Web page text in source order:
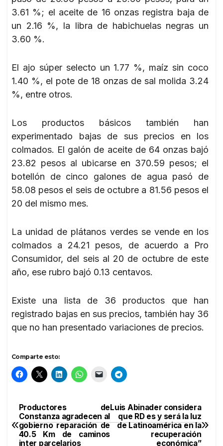
3.61 %; el aceite de 16 onzas registra baja de
un 2.16 %, la libra de habichuelas negras un
3.60 %.
El ajo súper selecto un 1.77 %, maíz sin coco
1.40 %, el pote de 18 onzas de sal molida 3.24
%, entre otros.
Los productos básicos también han
experimentado bajas de sus precios en los
colmados. El galón de aceite de 64 onzas bajó
23.82 pesos al ubicarse en 370.59 pesos; el
botellón de cinco galones de agua pasó de
58.08 pesos el seis de octubre a 81.56 pesos el
20 del mismo mes.
La unidad de plátanos verdes se vende en los
colmados a 24.21 pesos, de acuerdo a Pro
Consumidor, del seis al 20 de octubre de este
año, ese rubro bajó 0.13 centavos.
Existe una lista de 36 productos que han
registrado bajas en sus precios, también hay 36
que no han presentado variaciones de precios.
Comparte esto:
Navegación
de
Luis Abinader considera
que RD es y será la luz
de Latinoamérica en la
recuperación
económica”
Productores de
Constanza agradecen al
gobierno reparación de
40.5 Km de caminos
inter parcelarios